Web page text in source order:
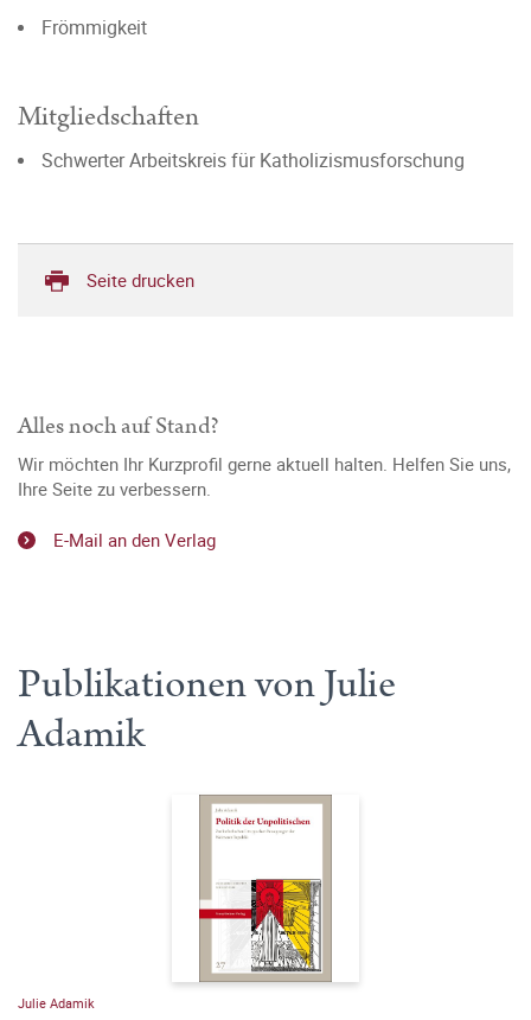
Frömmigkeit
Mitgliedschaften
Schwerter Arbeitskreis für Katholizismusforschung
Seite drucken
Alles noch auf Stand?
Wir möchten Ihr Kurzprofil gerne aktuell halten. Helfen Sie uns,
Ihre Seite zu verbessern.
E-Mail an den Verlag
Publikationen von Julie
Adamik
Julie Adamik